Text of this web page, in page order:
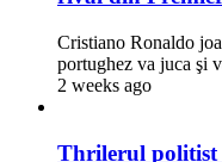
Cristiano Ronaldo
portughez va juca şi
2 weeks ago
Thrilerul polițist